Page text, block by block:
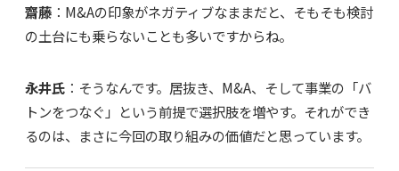
齋藤 ：M&Aの印象がネガティブなままだと、そもそも検討
の土台にも乗らないことも多いですからね。
永井氏 ：そうなんです。居抜き、M&A、そして事業の「バ
トンをつなぐ」という前提で選択肢を増やす。それができ
るのは、まさに今回の取り組みの価値だと思っています。